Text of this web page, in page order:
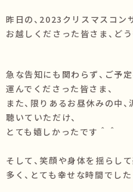
昨日の、2023クリスマスコ
お越しくださった皆さま、ど
急な告知にも関わらず、ご予
運んでくださった皆さま、
また、限りあるお昼休みの中
聴いていただけ、
とても嬉しかったです＾＾
そして、笑顔や身体を揺らし
多く、とても幸せな時間でした